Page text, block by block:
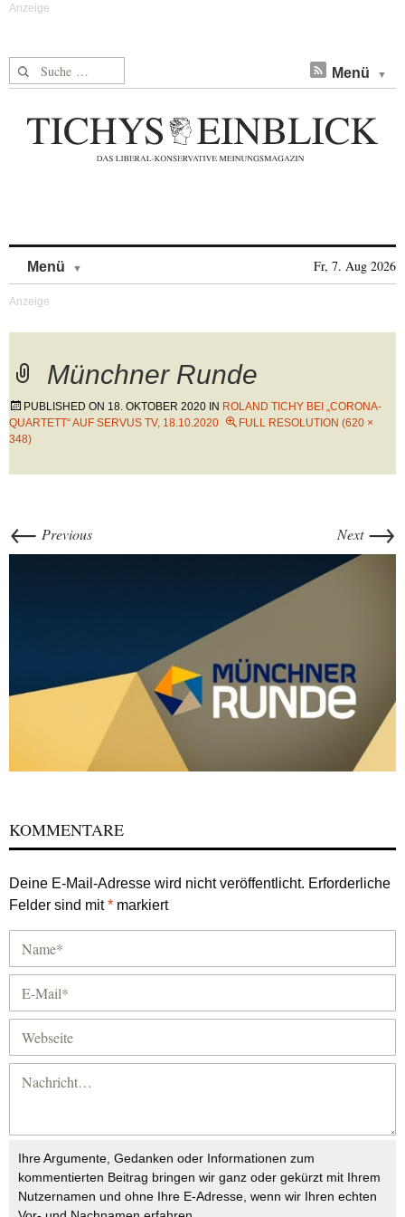
Suche nach: Menü
Menü Fr, 7. Aug 2026
Münchner Runde
PUBLISHED ON 18. OKTOBER 2020 IN ROLAND TICHY BEI „CORONA-
QUARTETT“ AUF SERVUS TV, 18.10.2020
FULL RESOLUTION (620 ×
348)
← Previous Next →
KOMMENTARE
Deine E-Mail-Adresse wird nicht veröffentlicht. Erforderliche
Felder sind mit* markiert
Ihre Argumente, Gedanken oder Informationen zum
kommentierten Beitrag bringen wir ganz oder gekürzt mit Ihrem
Nutzernamen und ohne Ihre E-Adresse, wenn wir Ihren echten